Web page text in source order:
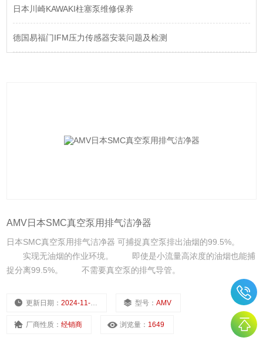
日本川崎KAWAKI柱塞泵维修保养
德国易福门IFM压力传感器安装问题及检测
AMV日本SMC真空泵用排气洁净器
日本SMC真空泵用排气洁净器 可捕捉真空泵排出油烟的99.5%。
实现无油烟的作业环境。 即使是小流量高浓度的油烟也能捕
捉分离99.5%。 不需要真空泵的排气导管。
更新日期：2024-11-21 型号：AMV
厂商性质：经销商 浏览量： 1649